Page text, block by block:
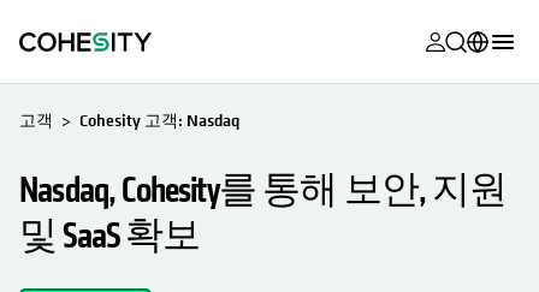
opens in a
opens in a
Alta
opens in a
opens in a
opens in a
opens in a
opens in a
opens in a
Deutsch (Germany)
고객 Cohesity 고객: Nasdaq
Nasdaq, Cohesity를 통해 보안, 지원
및 SaaS 확보